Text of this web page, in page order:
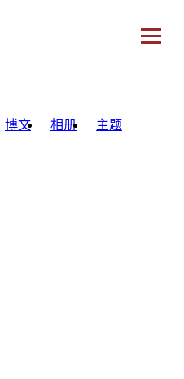
博文 相册
主题